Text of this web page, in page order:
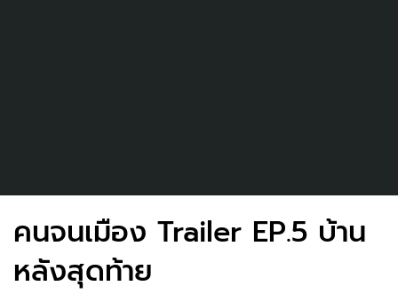
คนจนเมือง Trailer EP.5 บ้าน
หลังสุดท้าย